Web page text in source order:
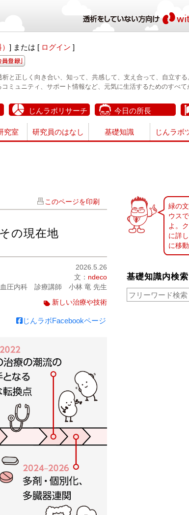
] または [ ログイン ]
と正しく向き合い、知って、共感して、支え合って、自立する
ミュニティ、サポート情報など、元気に生活するためのすべて
じんラボリサーチ 今日の所長
究室 研究員のはなし 基礎知識 じんラボ
このページを印刷
の現在地
2026.5.26
文： ndeco
血圧内科​ 診療講師 小林 竜 先生
新しい治療や技術
じんラボFacebookページ
緑の
ウス
よ。
に詳
に移
基礎知識内検索